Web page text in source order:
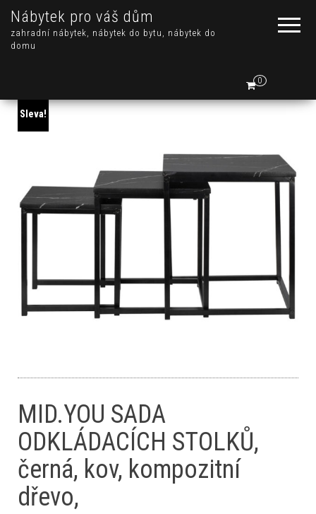
Nábytek pro váš dům
zahradní nábytek, nábytek do bytu, nábytek do
domu
0
Sleva!
MID.YOU SADA
ODKLÁDACÍCH STOLKŮ,
černá, kov, kompozitní
dřevo,